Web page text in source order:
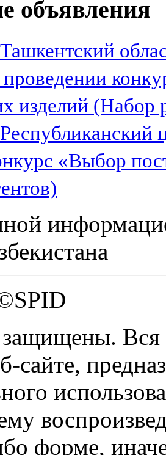
объявления
Ташкентский
проведении
изделий (Набор
«Выбор
защищены.
сайте,
форме,